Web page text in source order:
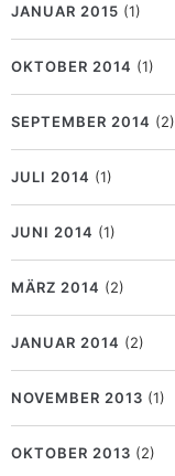
JANUAR 2015 (1)
OKTOBER 2014 (1)
SEPTEMBER 2014 (2)
JULI 2014 (1)
JUNI 2014 (1)
MÄRZ 2014 (2)
JANUAR 2014 (2)
NOVEMBER 2013 (1)
OKTOBER 2013 (2)